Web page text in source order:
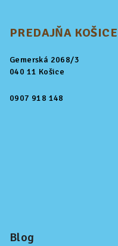
PREDAJŇA KOŠICE
Gemerská 2068/3
040 11 Košice
0907 918 148
Blog